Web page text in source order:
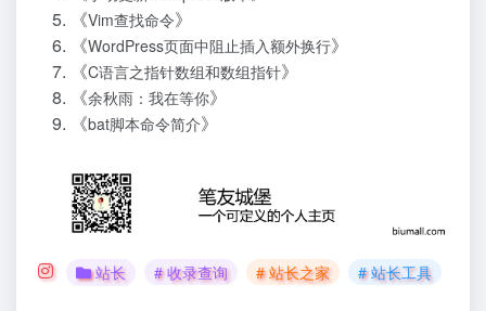
《Vim查找命令》
《WordPress页面中阻止插入额外换行》
《C语言之指针数组和数组指针》
《余秋雨：我在等你》
《bat脚本命令简介》
站长 # 收录查询 # 站长之家 # 站长工具